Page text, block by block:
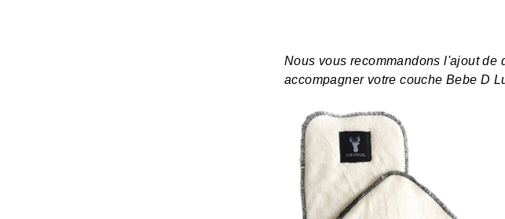
Nous vous recommandons l'ajout de
accompagner votre couche Bebe D